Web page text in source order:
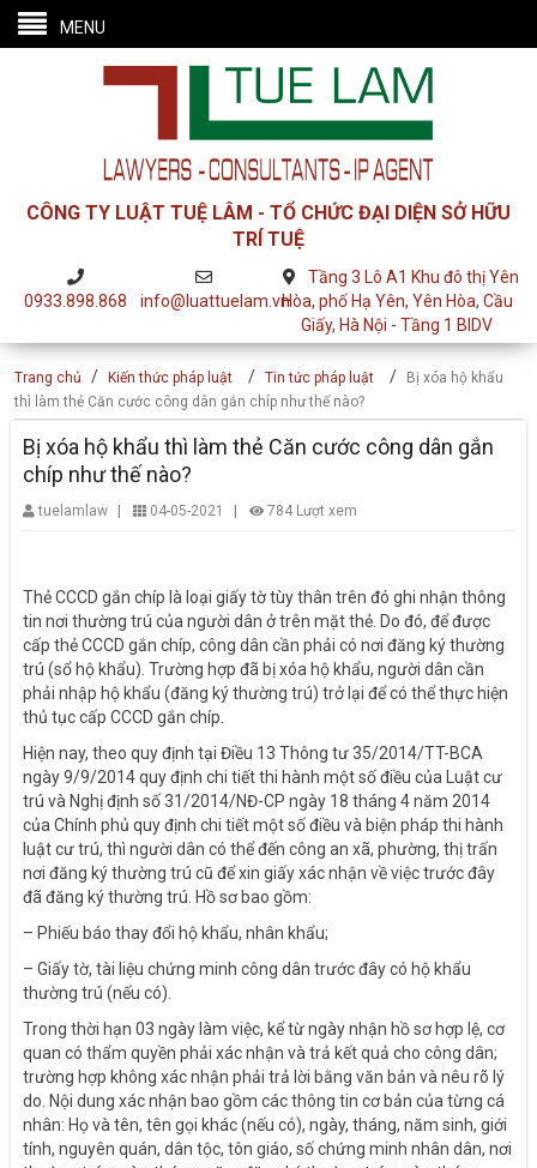
MENU
CÔNG TY LUẬT TUỆ LÂM - TỔ CHỨC ĐẠI DIỆN SỞ HỮU
TRÍ TUỆ
0933.898.868 info@luattuelam.vn
Tầng 3 Lô A1 Khu đô thị Yên
Hòa, phố Hạ Yên, Yên Hòa, Cầu
Giấy, Hà Nội - Tầng 1 BIDV
Trang chủ / Kiến thức pháp luật / Tin tức pháp luật /
Bị xóa hộ khẩu
thì làm thẻ Căn cước công dân gắn chíp như thế nào?
Bị xóa hộ khẩu thì làm thẻ Căn cước công dân gắn
chíp như thế nào?
tuelamlaw | 04-05-2021 | 784 Lượt xem
Thẻ CCCD gắn chíp là loại giấy tờ tùy thân trên đó ghi nhận thông
tin nơi thường trú của người dân ở trên mặt thẻ. Do đó, để được
cấp thẻ CCCD gắn chíp, công dân cần phải có nơi đăng ký thường
trú (sổ hộ khẩu). Trường hợp đã bị xóa hộ khẩu, người dân cần
phải nhập hộ khẩu (đăng ký thường trú) trở lại để có thể thực hiện
thủ tục cấp CCCD gắn chíp.
Hiện nay, theo quy định tại Điều 13 Thông tư 35/2014/TT-BCA
ngày 9/9/2014 quy định chi tiết thi hành một số điều của Luật cư
trú và Nghị định số 31/2014/NĐ-CP ngày 18 tháng 4 năm 2014
của Chính phủ quy định chi tiết một số điều và biện pháp thi hành
luật cư trú, thì người dân có thể đến công an xã, phường, thị trấn
nơi đăng ký thường trú cũ để xin giấy xác nhận về việc trước đây
đã đăng ký thường trú. Hồ sơ bao gồm:
– Phiếu báo thay đổi hộ khẩu, nhân khẩu;
– Giấy tờ, tài liệu chứng minh công dân trước đây có hộ khẩu
thường trú (nếu có).
Trong thời hạn 03 ngày làm việc, kể từ ngày nhận hồ sơ hợp lệ, cơ
quan có thẩm quyền phải xác nhận và trả kết quả cho công dân;
trường hợp không xác nhận phải trả lời bằng văn bản và nêu rõ lý
do. Nội dung xác nhận bao gồm các thông tin cơ bản của từng cá
nhân: Họ và tên, tên gọi khác (nếu có), ngày, tháng, năm sinh, giới
tính, nguyên quán, dân tộc, tôn giáo, số chứng minh nhân dân, nơi